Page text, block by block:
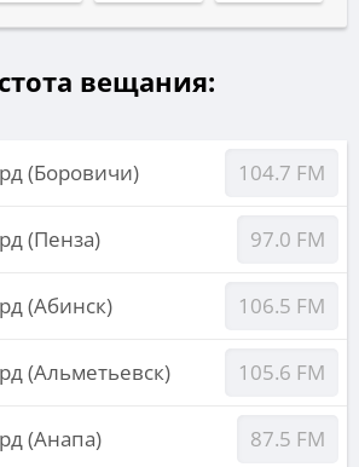
вещания:
(Боровичи) 104.7 FM
(Пенза) 97.0 FM
(Абинск) 106.5 FM
(Альметьевск) 105.6 FM
(Анапа) 87.5 FM